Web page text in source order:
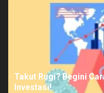
Takut Rugi? Begini
Investasi!